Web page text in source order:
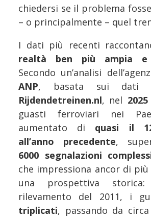
chiedersi se il problema
– o principalmente – quel
I dati più recenti
realtà ben più ampia e
Secondo un’analisi
ANP, basata sui dati
Rijdendetreinen.nl, nel 2025
guasti ferroviari nei
aumentato di quasi il
all’anno precedente,
6000 segnalazioni
che impressiona ancor di
una prospettiva
rilevamento del 2011, i
triplicati, passando da